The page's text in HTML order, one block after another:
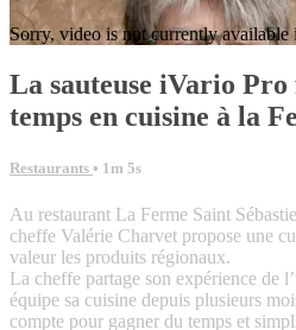
Sorry, video is not currently
La sauteuse iVario
temps en cuisine à la
Restaurants • 1m 5s
Au restaurant La Ferme Saint
cheffe Valérie Charvet propose une
valeur les produits régionaux.
La cheffe partage son expérience de
équipe sa cuisine depuis plusieurs
compte pour gagner du temps et